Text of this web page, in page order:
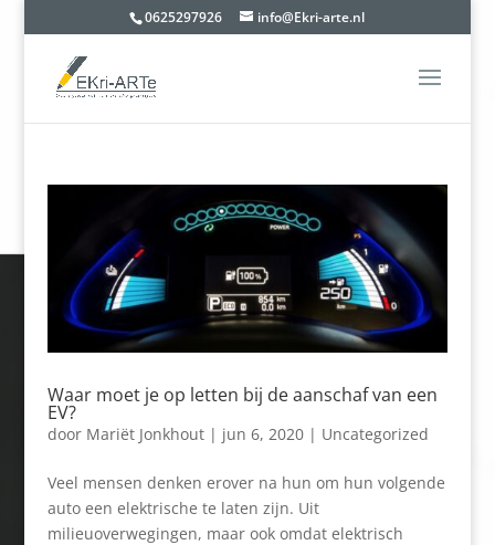
0625297926 info@Ekri-arte.nl
Waar moet je op letten bij de aanschaf van een
EV?
door Mariët Jonkhout| jun 6, 2020| Uncategorized
Veel mensen denken erover na hun om hun volgende
auto een elektrische te laten zijn. Uit
milieuoverwegingen, maar ook omdat elektrisch